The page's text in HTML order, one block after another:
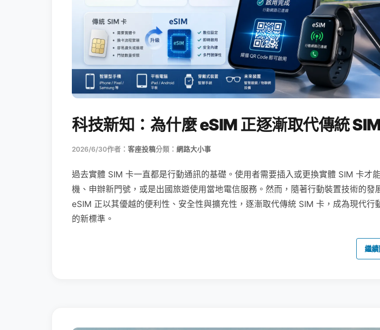
科技新知：為什麼 eSIM 正逐漸取代傳統
2026/6/30作者： 客座投稿分類： 網路大小事
過去實體 SIM 卡一直都是行動通訊的基礎。使用者需要插入或更換實體 SIM 卡才
機、申辦新門號，或是出國旅遊使用當地電信服務。然而，隨著行動裝置技術的發
eSIM 正以其優越的便利性、安全性與擴充性，逐漸取代傳統 SIM 卡，成為現代行
的新標準。
繼